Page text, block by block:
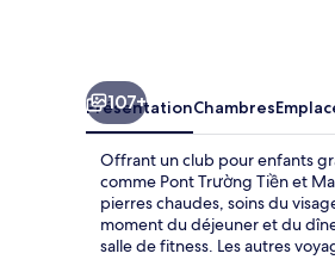
107+
PrésentationChambres
Offrant un club pour enfants
comme Pont Trường Tiền et
pierres chaudes, soins du
moment du déjeuner et du
salle de fitness. Les autres